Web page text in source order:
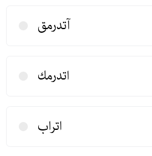
آتدرمق
اتدرمك
اتراب